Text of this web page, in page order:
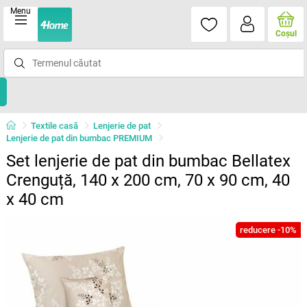
Menu
Coşul
Textile casă
Lenjerie de pat
Lenjerie de pat din bumbac PREMIUM
Set lenjerie de pat din bumbac Bellatex
Crenguță, 140 x 200 cm, 70 x 90 cm, 40
x 40 cm
reducere -10%